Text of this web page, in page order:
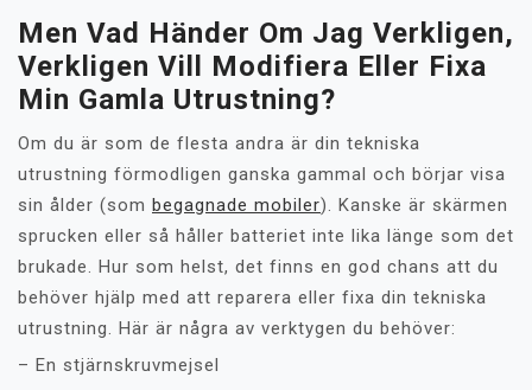
Men Vad Händer Om Jag Verkligen,
Verkligen Vill Modifiera Eller Fixa
Min Gamla Utrustning?
Om du är som de flesta andra är din tekniska
utrustning förmodligen ganska gammal och börjar visa
sin ålder (som begagnade mobiler). Kanske är skärmen
sprucken eller så håller batteriet inte lika länge som det
brukade. Hur som helst, det finns en god chans att du
behöver hjälp med att reparera eller fixa din tekniska
utrustning. Här är några av verktygen du behöver:
– En stjärnskruvmejsel